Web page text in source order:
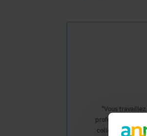
"Vous
professionnel
collègues